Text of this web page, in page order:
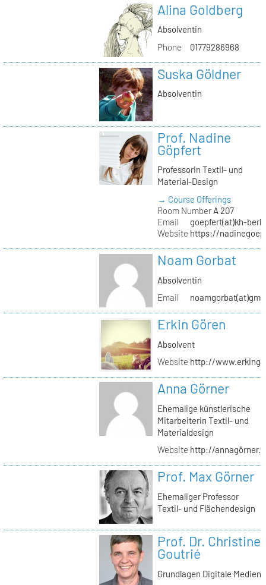
Alina Goldberg
Absolventin
Phone
01779286968
Suska Göldner
Absolventin
Prof. Nadine
Göpfert
Professorin Textil- und
Material-Design
→ Course Offerings
Room NumberA 207
Email
goepfert(at)kh-
Website https://
Noam Gorbat
Absolventin
Email
Erkin Gören
Absolvent
Website http://
Anna Görner
Ehemalige künstlerische
Mitarbeiterin Textil- und
Materialdesign
Website http://
Prof. Max Görner
Ehemaliger Professor
Textil- und Flächendesign
Prof. Dr. Christine
Goutrié
Grundlagen Digitale Medien